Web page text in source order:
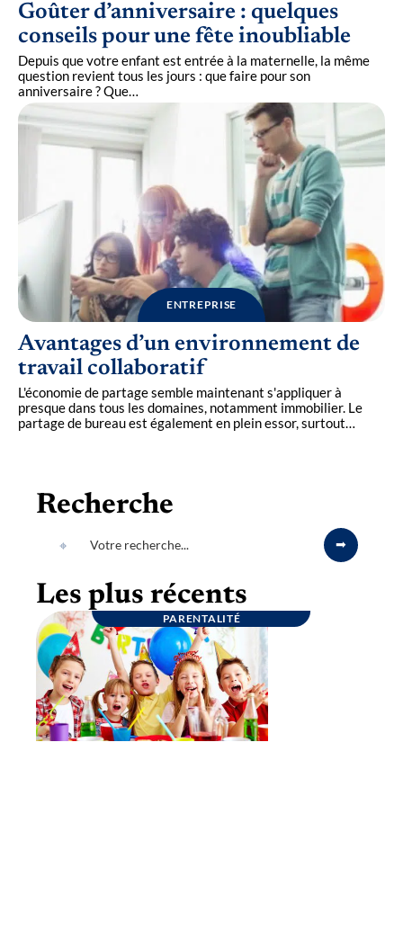
Goûter d’anniversaire : quelques
conseils pour une fête inoubliable
Depuis que votre enfant est entrée à la maternelle, la même
question revient tous les jours : que faire pour son
anniversaire ? Que
ENTREPRISE
Avantages d’un environnement de
travail collaboratif
L'économie de partage semble maintenant s'appliquer à
presque dans tous les domaines, notamment immobilier. Le
partage de bureau est également en plein essor, surtout…
Recherche
Les plus récents
PARENTALITÉ